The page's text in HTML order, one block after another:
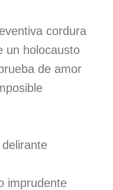
cordura
un holocausto
de amor
imprudente